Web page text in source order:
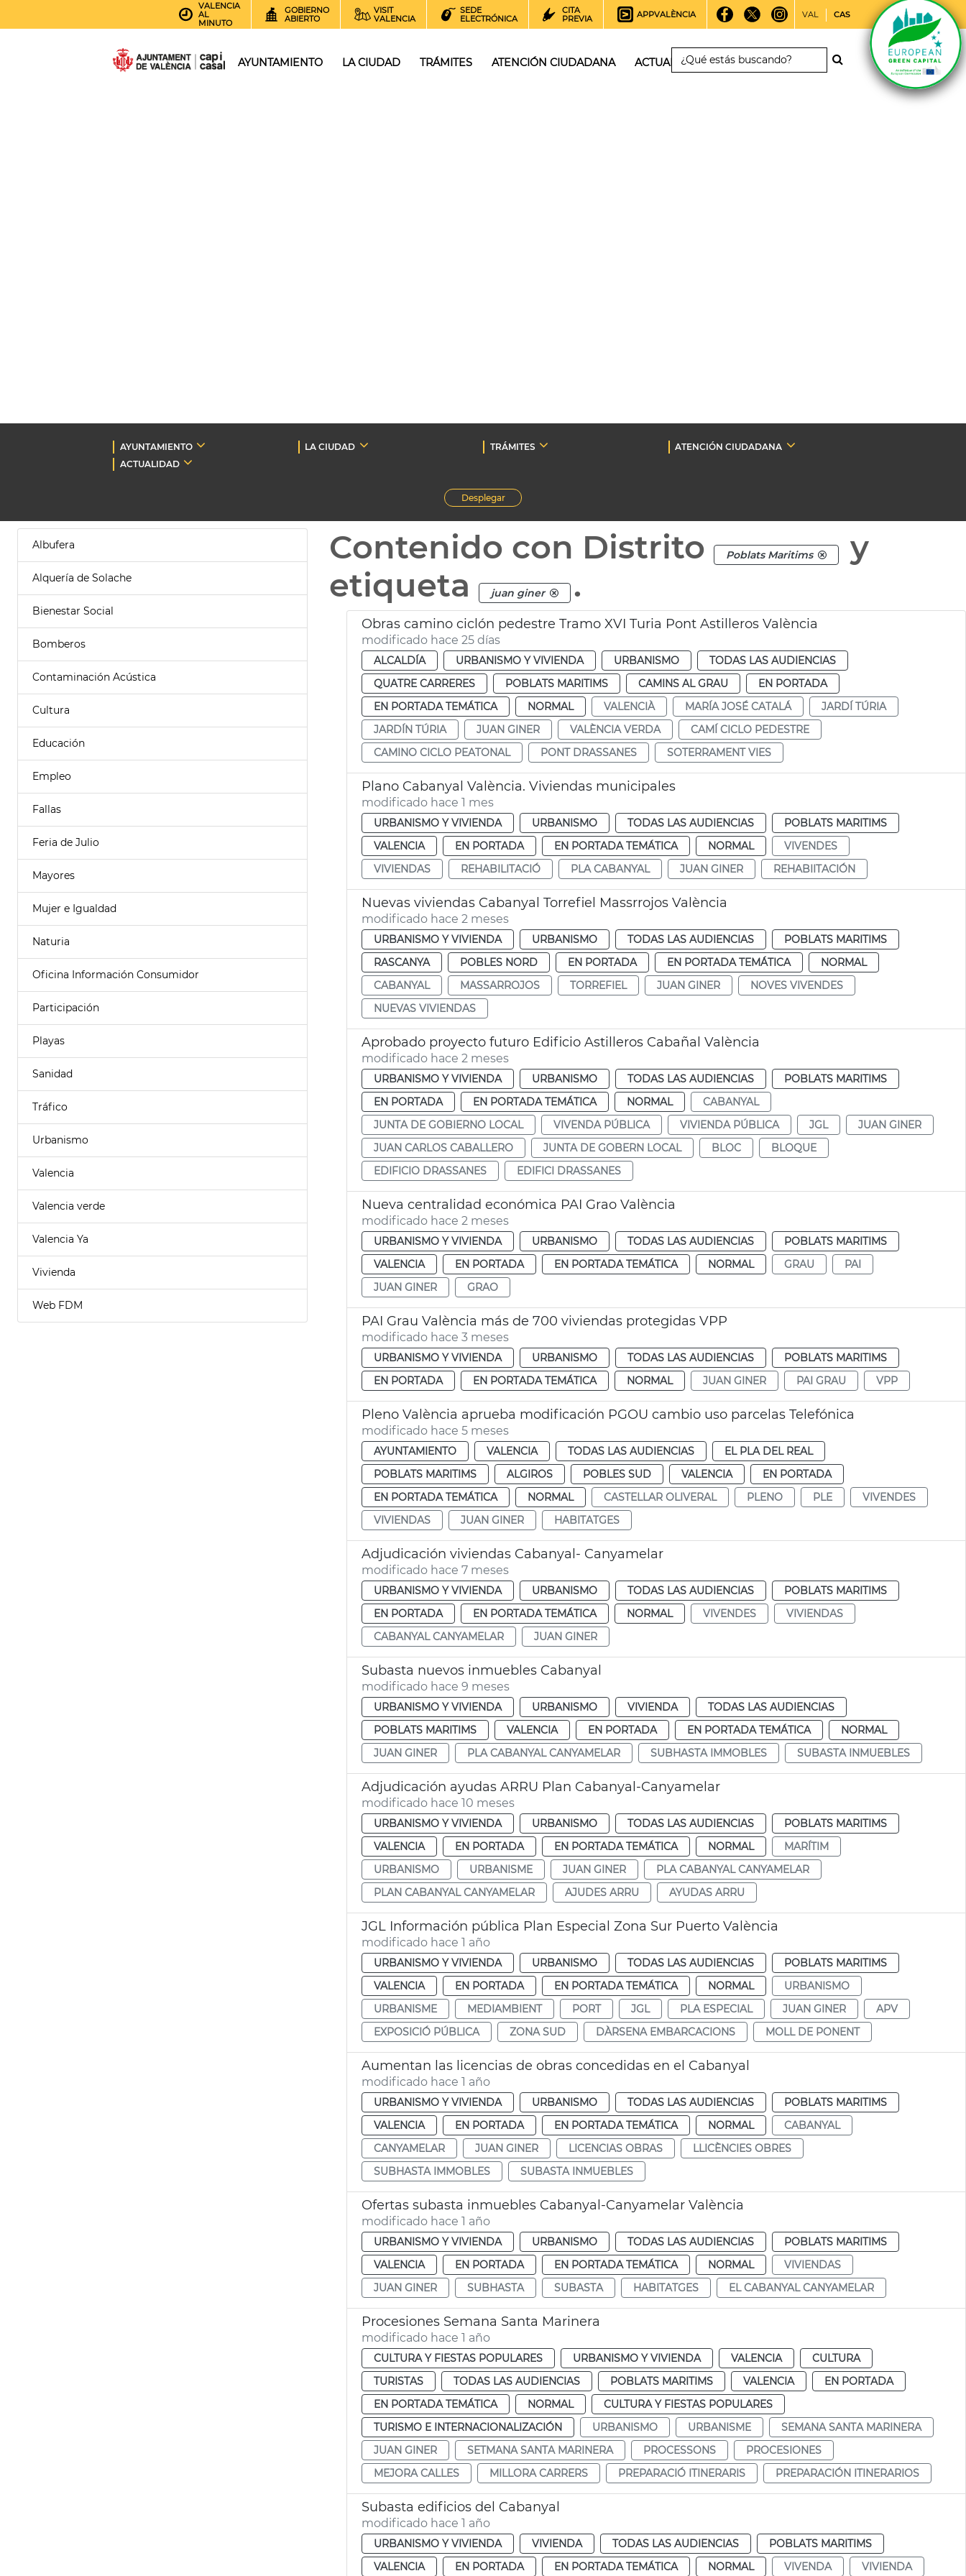
VALENCIA
AL
MINUTO
GOBIERNO
ABIERTO
VISIT
VALENCIA
SEDE
ELECTRÓNICA
CITA
PREVIA
APPVALÈNCIA VAL CAS
AYUNTAMIENTO LA CIUDAD TRÁMITES ATENCIÓN CIUDADANA ACTUALIDAD
AYUNTAMIENTO LA CIUDAD TRÁMITES
ATENCIÓN CIUDADANA
ACTUALIDAD
Desplegar
Albufera
Alquería de Solache
Bienestar Social
Bomberos
Contaminación Acústica
Cultura
Educación
Empleo
Fallas
Feria de Julio
Mayores
Mujer e Igualdad
Naturia
Oficina Información Consumidor
Participación
Playas
Sanidad
Tráfico
Urbanismo
Valencia
Valencia verde
Valencia Ya
Vivienda
Web FDM
Contenido con Distrito Poblats Maritims
y
etiqueta
juan giner .
Obras camino ciclón pedestre Tramo XVI Turia Pont Astilleros València
modificado hace 25 días
ALCALDÍA URBANISMO Y VIVIENDA URBANISMO
TODAS LAS AUDIENCIAS
QUATRE CARRERES
POBLATS MARITIMS CAMINS AL GRAU
EN PORTADA
EN PORTADA TEMÁTICA
NORMAL VALENCIÀ MARÍA JOSÉ CATALÁ
JARDÍ TÚRIA
JARDÍN TÚRIA
JUAN GINER VALÈNCIA VERDA
CAMÍ CICLO PEDESTRE
CAMINO CICLO PEATONAL
PONT DRASSANES SOTERRAMENT VIES
Plano Cabanyal València. Viviendas municipales
modificado hace 1 mes
URBANISMO Y VIVIENDA URBANISMO TODAS LAS AUDIENCIAS
POBLATS MARITIMS
VALENCIA
EN PORTADA EN PORTADA TEMÁTICA NORMAL
VIVENDES
VIVIENDAS
REHABILITACIÓ PLA CABANYAL JUAN GINER REHABIITACIÓN
Nuevas viviendas Cabanyal Torrefiel Massrrojos València
modificado hace 2 meses
URBANISMO Y VIVIENDA URBANISMO TODAS LAS AUDIENCIAS
POBLATS MARITIMS
RASCANYA
POBLES NORD EN PORTADA EN PORTADA TEMÁTICA
NORMAL
CABANYAL
MASSARROJOS TORREFIEL JUAN GINER
NOVES VIVENDES
NUEVAS VIVIENDAS
Aprobado proyecto futuro Edificio Astilleros Cabañal València
modificado hace 2 meses
URBANISMO Y VIVIENDA URBANISMO TODAS LAS AUDIENCIAS
POBLATS MARITIMS
EN PORTADA
EN PORTADA TEMÁTICA NORMAL
CABANYAL
JUNTA DE GOBIERNO LOCAL
VIVENDA PÚBLICA VIVIENDA PÚBLICA JGL
JUAN GINER
JUAN CARLOS CABALLERO
JUNTA DE GOBERN LOCAL BLOC
BLOQUE
EDIFICIO DRASSANES
EDIFICI DRASSANES
Nueva centralidad económica PAI Grao València
modificado hace 2 meses
URBANISMO Y VIVIENDA URBANISMO TODAS LAS AUDIENCIAS
POBLATS MARITIMS
VALENCIA
EN PORTADA EN PORTADA TEMÁTICA NORMAL GRAU
PAI
JUAN GINER
GRAO
PAI Grau València más de 700 viviendas protegidas VPP
modificado hace 3 meses
URBANISMO Y VIVIENDA URBANISMO TODAS LAS AUDIENCIAS
POBLATS MARITIMS
EN PORTADA
EN PORTADA TEMÁTICA NORMAL JUAN GINER PAI GRAU VPP
Pleno València aprueba modificación PGOU cambio uso parcelas Telefónica
modificado hace 5 meses
AYUNTAMIENTO VALENCIA TODAS LAS AUDIENCIAS
EL PLA DEL REAL
POBLATS MARITIMS
ALGIROS POBLES SUD VALENCIA
EN PORTADA
EN PORTADA TEMÁTICA
NORMAL CASTELLAR OLIVERAL PLENO PLE
VIVENDES
VIVIENDAS
JUAN GINER HABITATGES
Adjudicación viviendas Cabanyal- Canyamelar
modificado hace 7 meses
URBANISMO Y VIVIENDA URBANISMO TODAS LAS AUDIENCIAS
POBLATS MARITIMS
EN PORTADA
EN PORTADA TEMÁTICA NORMAL VIVENDES
VIVIENDAS
CABANYAL CANYAMELAR
JUAN GINER
Subasta nuevos inmuebles Cabanyal
modificado hace 9 meses
URBANISMO Y VIVIENDA URBANISMO VIVIENDA
TODAS LAS AUDIENCIAS
POBLATS MARITIMS
VALENCIA EN PORTADA EN PORTADA TEMÁTICA
NORMAL
JUAN GINER
PLA CABANYAL CANYAMELAR SUBHASTA IMMOBLES SUBASTA INMUEBLES
Adjudicación ayudas ARRU Plan Cabanyal-Canyamelar
modificado hace 10 meses
URBANISMO Y VIVIENDA URBANISMO TODAS LAS AUDIENCIAS
POBLATS MARITIMS
VALENCIA
EN PORTADA EN PORTADA TEMÁTICA NORMAL
MARÍTIM
URBANISMO
URBANISME JUAN GINER
PLA CABANYAL CANYAMELAR
PLAN CABANYAL CANYAMELAR
AJUDES ARRU AYUDAS ARRU
JGL Información pública Plan Especial Zona Sur Puerto València
modificado hace 1 año
URBANISMO Y VIVIENDA URBANISMO TODAS LAS AUDIENCIAS
POBLATS MARITIMS
VALENCIA
EN PORTADA EN PORTADA TEMÁTICA NORMAL
URBANISMO
URBANISME
MEDIAMBIENT PORT JGL PLA ESPECIAL JUAN GINER
APV
EXPOSICIÓ PÚBLICA
ZONA SUD DÀRSENA EMBARCACIONS MOLL DE PONENT
Aumentan las licencias de obras concedidas en el Cabanyal
modificado hace 1 año
URBANISMO Y VIVIENDA URBANISMO TODAS LAS AUDIENCIAS
POBLATS MARITIMS
VALENCIA
EN PORTADA EN PORTADA TEMÁTICA NORMAL
CABANYAL
CANYAMELAR
JUAN GINER LICENCIAS OBRAS
LLICÈNCIES OBRES
SUBHASTA IMMOBLES
SUBASTA INMUEBLES
Ofertas subasta inmuebles Cabanyal-Canyamelar València
modificado hace 1 año
URBANISMO Y VIVIENDA URBANISMO TODAS LAS AUDIENCIAS
POBLATS MARITIMS
VALENCIA
EN PORTADA EN PORTADA TEMÁTICA NORMAL
VIVIENDAS
JUAN GINER
SUBHASTA SUBASTA HABITATGES EL CABANYAL CANYAMELAR
Procesiones Semana Santa Marinera
modificado hace 1 año
CULTURA Y FIESTAS POPULARES URBANISMO Y VIVIENDA VALENCIA
CULTURA
TURISTAS
TODAS LAS AUDIENCIAS POBLATS MARITIMS VALENCIA
EN PORTADA
EN PORTADA TEMÁTICA
NORMAL
CULTURA Y FIESTAS POPULARES
TURISMO E INTERNACIONALIZACIÓN
URBANISMO URBANISME
SEMANA SANTA MARINERA
JUAN GINER
SETMANA SANTA MARINERA PROCESSONS
PROCESIONES
MEJORA CALLES
MILLORA CARRERS PREPARACIÓ ITINERARIS PREPARACIÓN ITINERARIOS
Subasta edificios del Cabanyal
modificado hace 1 año
URBANISMO Y VIVIENDA VIVIENDA TODAS LAS AUDIENCIAS
POBLATS MARITIMS
VALENCIA
EN PORTADA EN PORTADA TEMÁTICA NORMAL VIVENDA VIVIENDA